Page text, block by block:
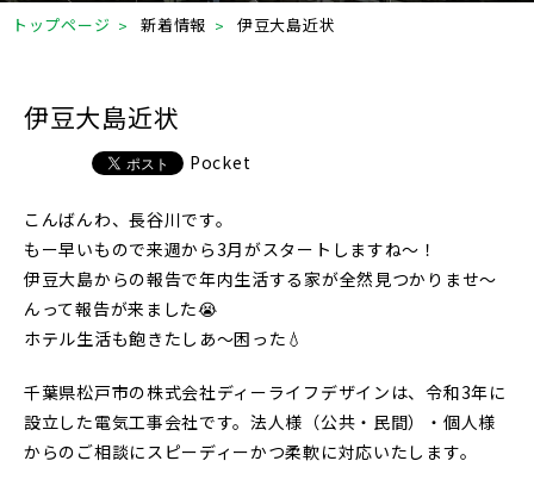
トップページ 新着情報 伊豆大島近状
伊豆大島近状
Pocket
こんばんわ、長谷川です。
もー早いもので来週から3月がスタートしますね〜！
伊豆大島からの報告で年内生活する家が全然見つかりませ〜
んって報告が来ました😭
ホテル生活も飽きたしあ〜困った💧
千葉県松戸市の株式会社ディーライフデザインは、令和3年に
設立した電気工事会社です。法人様（公共・民間）・個人様
からのご相談にスピーディーかつ柔軟に対応いたします。